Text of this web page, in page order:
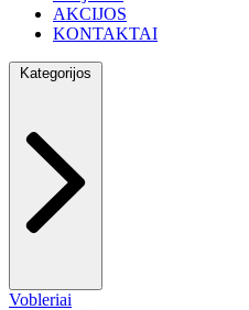
AKCIJOS
KONTAKTAI
Kategorijos
Vobleriai